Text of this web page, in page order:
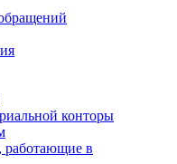
конторы
работающие в